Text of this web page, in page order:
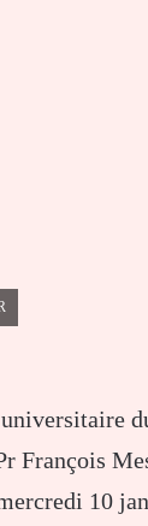
François
10